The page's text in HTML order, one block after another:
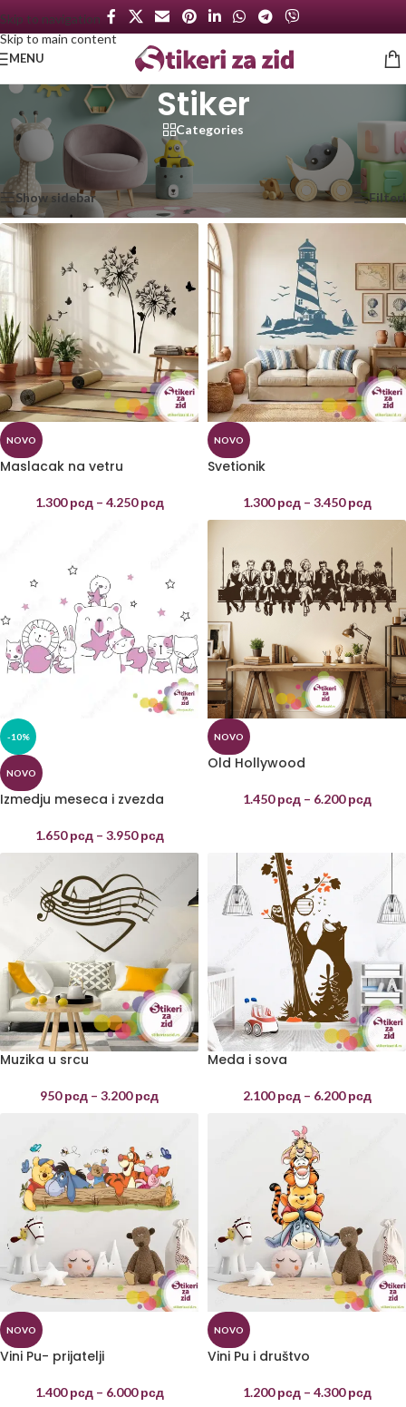
Skip to navigation
Skip to main content
MENU
Stiker
Categories
Početna
Proizvod označen „Stiker“
Prikaz 49–96 od 439 rezultata
Show sidebar Filteri
NOVO
Maslacak na vetru
1.300рсд – 4.250рсд
NOVO
Svetionik
1.300рсд – 3.450рсд
-10%
NOVO
Izmedju meseca i zvezda
1.650рсд – 3.950рсд
NOVO
Old Hollywood
1.450рсд – 6.200рсд
Muzika u srcu
950рсд – 3.200рсд
Meda i sova
2.100рсд – 6.200рсд
NOVO
Vini Pu- prijatelji
1.400рсд – 6.000рсд
NOVO
Vini Pu i društvo
1.200рсд – 4.300рсд